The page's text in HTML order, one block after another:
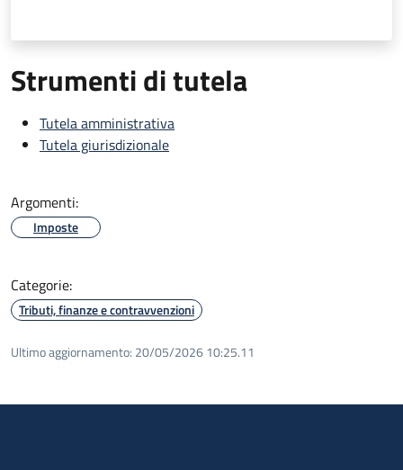
Strumenti di tutela
Tutela amministrativa
Tutela giurisdizionale
Argomenti:
Imposte
Categorie:
Tributi, finanze e contravvenzioni
Ultimo aggiornamento: 20/05/2026 10:25.11